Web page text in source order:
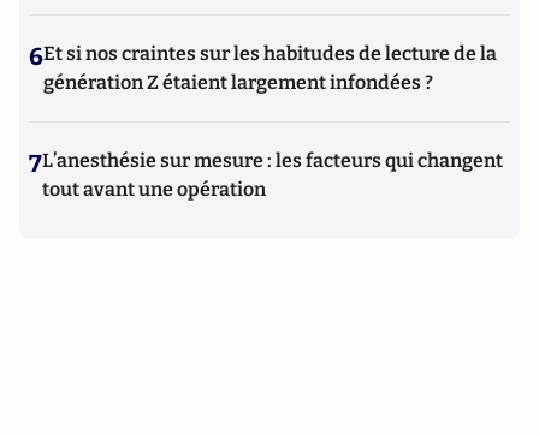
6Et si nos craintes sur les habitudes de lecture de la
génération Z étaient largement infondées ?
7L’anesthésie sur mesure : les facteurs qui changent
tout avant une opération